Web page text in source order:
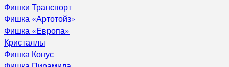
Фишки Транспорт
Фишка «Артотойз»
Фишка «Европа»
Кристаллы
Фишка Конус